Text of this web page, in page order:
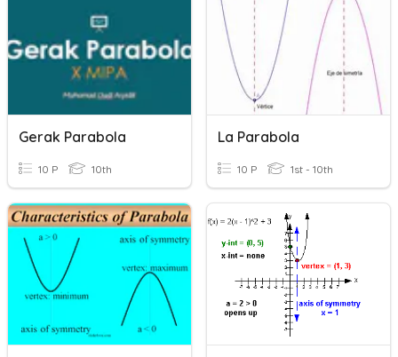
Gerak Parabola
10 P 10th
La Parabola
10 P 1st - 10th